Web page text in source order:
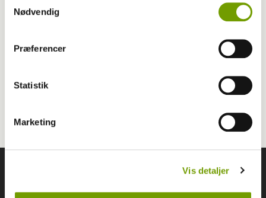
Nødvendig
Præferencer
Statistik
Marketing
Vis detaljer
online platform
Flytning af hest